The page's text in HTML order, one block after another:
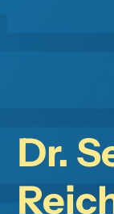
Dr.